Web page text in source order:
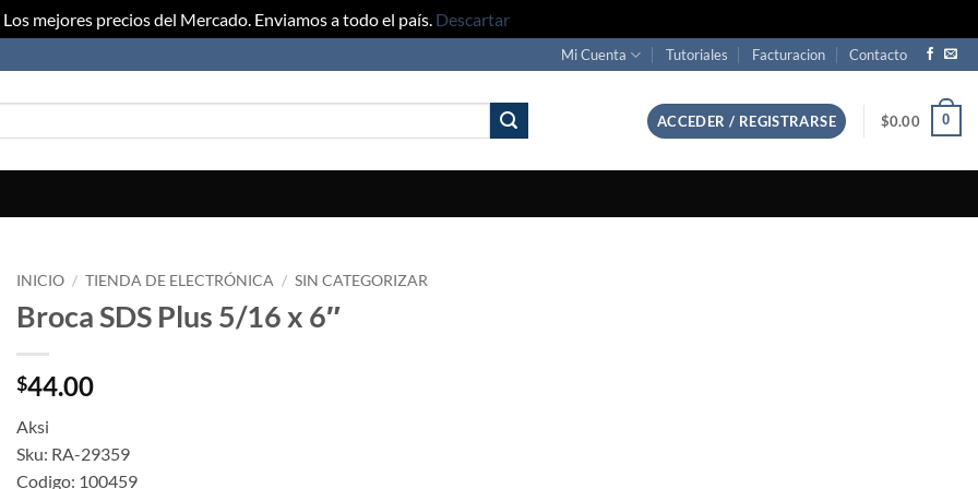
Los mejores precios del Mercado. Enviamos a todo el país. Descartar
Mi Cuenta Tutoriales Facturacion Contacto
ACCEDER / REGISTRARSE $0.00 0
INICIO / TIENDA DE ELECTRÓNICA / SIN CATEGORIZAR
Broca SDS Plus 5/16 x 6″
$44.00
Aksi
Sku: RA-29359
Codigo: 100459